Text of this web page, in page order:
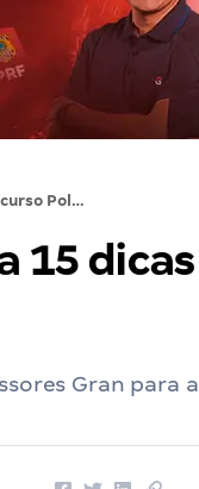
Concurso Polícia Penal ES: confira 15 dicas certeiras para a prova!
15 dicas
Gran para a